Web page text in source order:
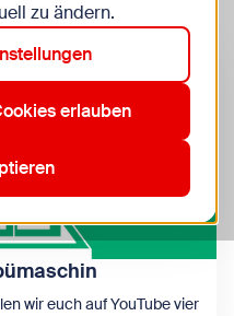
wir euch auf YouTube vier
zu ändern.
erlauben